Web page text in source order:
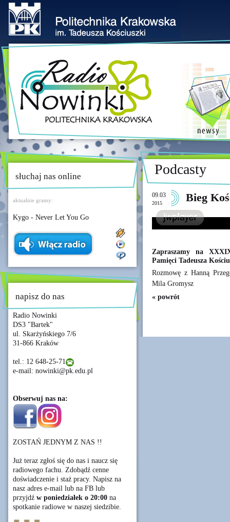
słuchaj nas online
aktualnie gramy:
Kygo - Never Let You Go
napisz do nas
Radio Nowinki
DS3 "Bartek"
ul. Skarżyńskiego 7/6
31-866 Kraków
tel.: 12 648-25-71
e-mail: nowinki@pk.edu.pl
Obserwuj nas na:
ZOSTAŃ JEDNYM Z NAS !!
Już teraz zgłoś się do nas i naucz się
radiowego fachu. Zdobądź cenne
doświadczenie i staż pracy. Napisz na
nasz adres e-mail lub na FB lub
przyjdź w poniedziałek o 20:00 na
spotkanie radiowe w naszej siedzibie.
Podcasty
09.03
2015 Bieg
Zapraszamy na
Pamięci Tadeusza
Rozmowę z Hanną
Mila Gromysz
« powrót